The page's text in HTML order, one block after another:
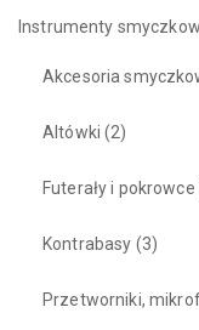
Instrumenty
Akcesoria
Altówki (2)
Futerały i pokrowce
Kontrabasy (3)
Przetworniki,